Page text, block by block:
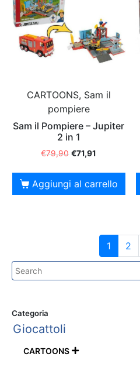
CARTOONS, Sam il
pompiere
Sam il Pompiere – Jupiter
2 in 1
€79,90 €71,91
Aggiungi al carrello
1 2
Categoria
Giocattoli
CARTOONS 